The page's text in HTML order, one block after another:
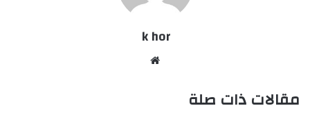
k hor
مقالات ذات صلة